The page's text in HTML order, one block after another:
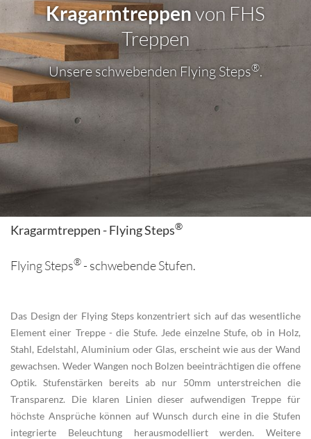
Kragarmtreppenvon FHS
Treppen
Unsere schwebenden Flying Steps®.
Kragarmtreppen - Flying Steps®
Flying Steps® - schwebende Stufen.
Das Design der Flying Steps konzentriert sich auf das wesentliche
Element einer Treppe - die Stufe. Jede einzelne Stufe, ob in Holz,
Stahl, Edelstahl, Aluminium oder Glas, erscheint wie aus der Wand
gewachsen. Weder Wangen noch Bolzen beeinträchtigen die offene
Optik. Stufenstärken bereits ab nur 50mm unterstreichen die
Transparenz. Die klaren Linien dieser aufwendigen Treppe für
höchste Ansprüche können auf Wunsch durch eine in die Stufen
integrierte Beleuchtung herausmodelliert werden. Weitere